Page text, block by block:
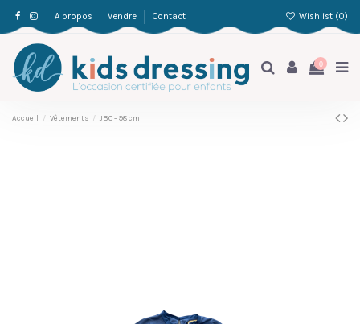
A propos Vendre Contact Wishlist (0)
0
Accueil Vêtements JBC - 98 cm